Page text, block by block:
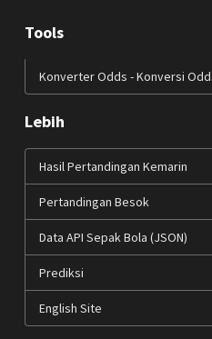
Tools
Konverter Odds - Konversi
Lebih
Hasil Pertandingan Kemarin
Pertandingan Besok
Data API Sepak Bola (JSON)
Prediksi
English Site